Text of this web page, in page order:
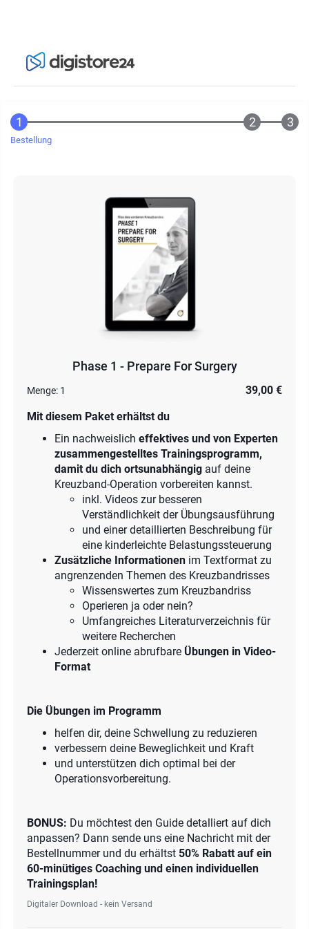
Bestellung
Phase 1 - Prepare For Surgery
Menge: 1
39,00 €
Mit diesem Paket erhältst du
Ein nachweislich effektives und von Experten
zusammengestelltes Trainingsprogramm,
damit du dich ortsunabhängig auf deine
Kreuzband-Operation vorbereiten kannst.
inkl. Videos zur besseren
Verständlichkeit der Übungsausführung
und einer detaillierten Beschreibung für
eine kinderleichte Belastungssteuerung
Zusätzliche Informationen im Textformat zu
angrenzenden Themen des Kreuzbandrisses
Wissenswertes zum Kreuzbandriss
Operieren ja oder nein?
Umfangreiches Literaturverzeichnis für
weitere Recherchen
Jederzeit online abrufbare Übungen in Video-
Format
Die Übungen im Programm
helfen dir, deine Schwellung zu reduzieren
verbessern deine Beweglichkeit und Kraft
und unterstützen dich optimal bei der
Operationsvorbereitung.
BONUS: Du möchtest den Guide detalliert auf dich
anpassen? Dann sende uns eine Nachricht mit der
Bestellnummer und du erhältst 50% Rabatt auf ein
60-minütiges Coaching und einen individuellen
Trainingsplan!
Digitaler Download - kein Versand